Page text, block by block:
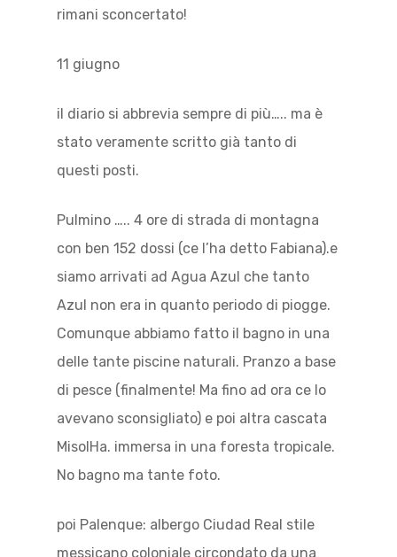
rimani sconcertato!
11 giugno
il diario si abbrevia sempre di più….. ma è
stato veramente scritto già tanto di
questi posti.
Pulmino ….. 4 ore di strada di montagna
con ben 152 dossi (ce l’ha detto Fabiana).e
siamo arrivati ad Agua Azul che tanto
Azul non era in quanto periodo di piogge.
Comunque abbiamo fatto il bagno in una
delle tante piscine naturali. Pranzo a base
di pesce (finalmente! Ma fino ad ora ce lo
avevano sconsigliato) e poi altra cascata
MisolHa. immersa in una foresta tropicale.
No bagno ma tante foto.
poi Palenque: albergo Ciudad Real stile
messicano coloniale circondato da una